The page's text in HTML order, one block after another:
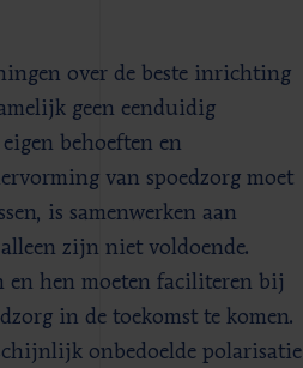
over de beste inrichting
geen eenduidig
behoeften en
van spoedzorg moet
is samenwerken aan
zijn niet voldoende.
en hen moeten faciliteren bij
in de toekomst te komen.
onbedoelde polarisatie